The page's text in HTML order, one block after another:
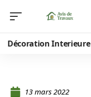
Décoration Interieure
13 mars 2022